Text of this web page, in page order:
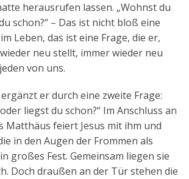
herausrufen lassen. „Wohnst du
schon?“ – Das ist nicht bloß eine
Leben, das ist eine Frage, die er,
neu stellt, immer wieder neu
von uns.
er durch eine zweite Frage:
liegst du schon?“ Im Anschluss an
Matthäus feiert Jesus mit ihm und
in den Augen der Frommen als
großes Fest. Gemeinsam liegen sie
Doch draußen an der Tür stehen die